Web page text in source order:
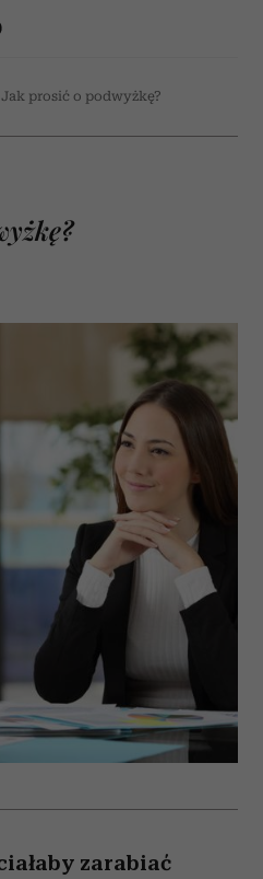
Jak prosić o podwyżkę?
zarabiać